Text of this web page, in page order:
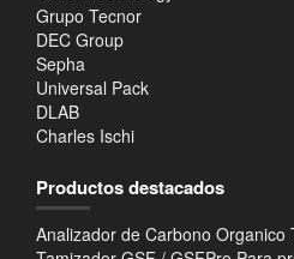
Grupo Tecnor
DEC Group
Sepha
Universal Pack
DLAB
Charles Ischi
Productos destacados
Analizador de Carbono Organico